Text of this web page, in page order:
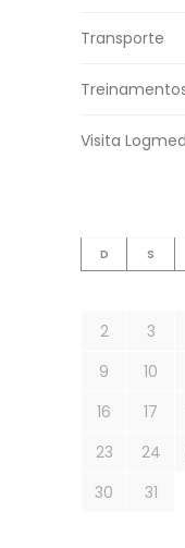
Transporte
Visita Logmed
D S
2
3
9
10
16
17
23
24
30
31